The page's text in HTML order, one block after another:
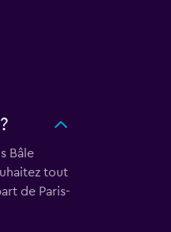
Bâle
tout
de Paris-